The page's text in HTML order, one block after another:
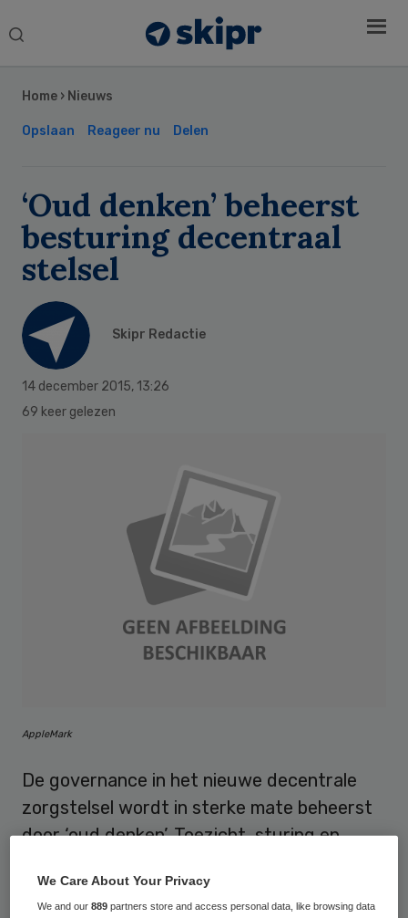
Search
Home › Nieuws
Opslaan Reageer nu Delen
‘Oud denken’ beheerst
besturing decentraal
stelsel
Skipr Redactie
14 december 2015, 13:26
69 keer gelezen
AppleMark
De governance in het nieuwe decentrale
zorgstelsel wordt in sterke mate beheerst
door ‘oud denken’. Toezicht, sturing en
instanties en niet bij de burger, die de
Sidebar
We Care About Your Privacy
We and our889 partners store and access personal data, like browsing data